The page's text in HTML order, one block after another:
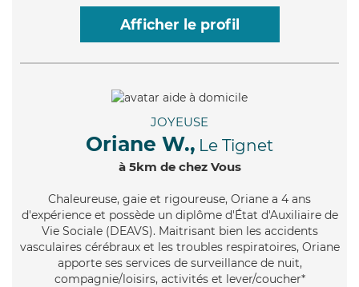
Afficher le profil
JOYEUSE
Oriane W., Le Tignet
à 5km de chez Vous
Chaleureuse, gaie et rigoureuse, Oriane a 4 ans
d'expérience et possède un diplôme d'État d'Auxiliaire de
Vie Sociale (DEAVS). Maitrisant bien les accidents
vasculaires cérébraux et les troubles respiratoires, Oriane
apporte ses services de surveillance de nuit,
compagnie/loisirs, activités et lever/coucher*